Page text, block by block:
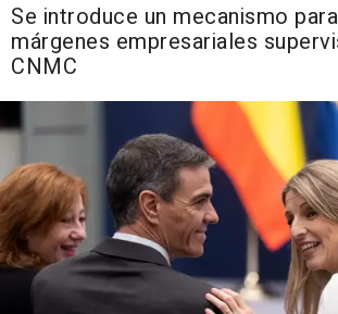
Se introduce un mecanismo
márgenes empresariales
CNMC